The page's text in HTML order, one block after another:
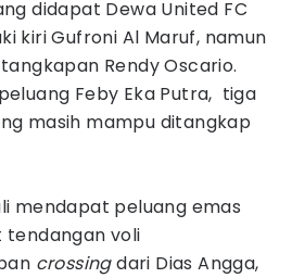
didapat Dewa United FC
kiri Gufroni Al Maruf, namun
Rendy Oscario.
Feby Eka Putra, tiga
masih mampu ditangkap
mendapat peluang emas
tendangan voli
crossingdari Dias Angga,